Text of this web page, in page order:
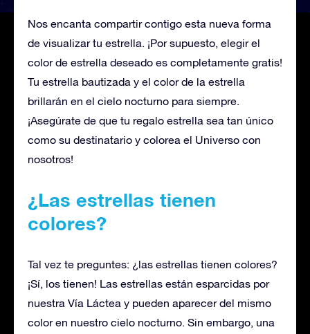
Nos encanta compartir contigo esta nueva forma
de visualizar tu estrella. ¡Por supuesto, elegir el
color de estrella deseado es completamente gratis!
Tu estrella bautizada y el color de la estrella
brillarán en el cielo nocturno para siempre.
¡Asegúrate de que tu regalo estrella sea tan único
como su destinatario y colorea el Universo con
nosotros!
¿Las estrellas tienen
colores?
Tal vez te preguntes: ¿las estrellas tienen colores?
¡Sí, los tienen! Las estrellas están esparcidas por
nuestra Vía Láctea y pueden aparecer del mismo
color en nuestro cielo nocturno. Sin embargo, una